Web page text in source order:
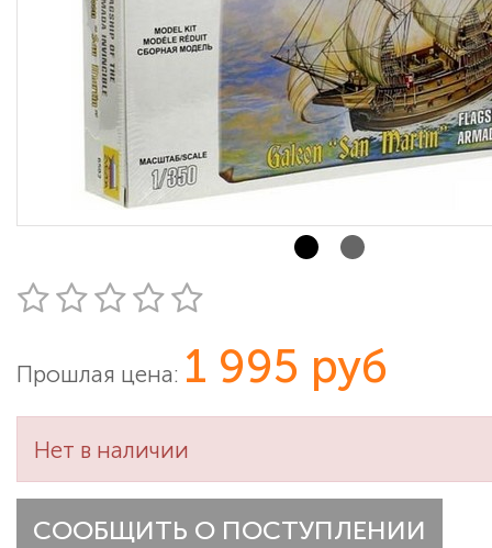
Прошлая цена: 1 995 руб
Нет в наличии
СООБЩИТЬ О ПОСТУПЛЕНИИ